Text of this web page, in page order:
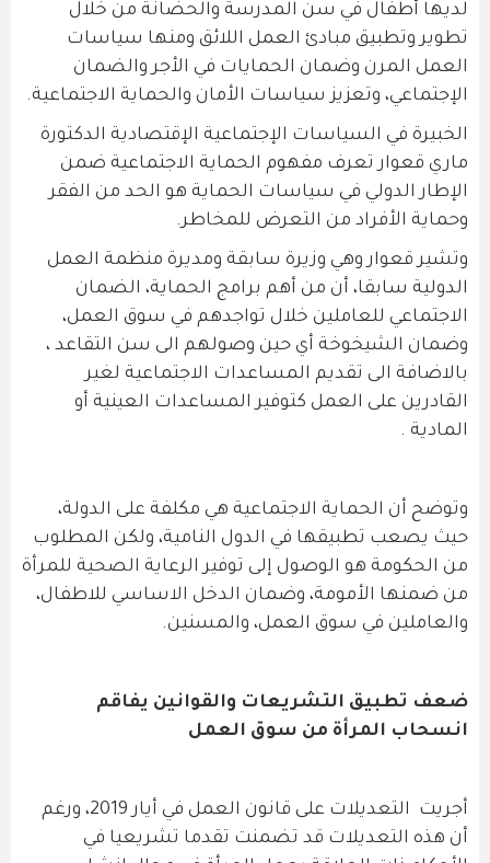
لديها أطفال في سن المدرسة والحضانة من خلال
تطوير وتطبيق مبادئ العمل اللائق ومنها سياسات
العمل المرن وضمان الحمايات في الأجر والضمان
الإجتماعي، وتعزيز سياسات الأمان والحماية الاجتماعية.
الخبيرة في السياسات الإجتماعية الإقتصادية الدكتورة
ماري قعوار تعرف مفهوم الحماية الاجتماعية ضمن
الإطار الدولي في سياسات الحماية هو الحد من الفقر
وحماية الأفراد من التعرض للمخاطر.
وتشير قعوار وهي وزيرة سابقة ومديرة منظمة العمل
الدولية سابقا، أن من أهم برامج الحماية، الضمان
الاجتماعي للعاملين خلال تواجدهم في سوق العمل،
وضمان الشيخوخة أي حين وصولهم الى سن التقاعد ،
بالاضافة الى تقديم المساعدات الاجتماعية لغير
القادرين على العمل كتوفير المساعدات العينية أو
المادية .
وتوضح أن الحماية الاجتماعية هي مكلفة على الدولة،
حيث يصعب تطبيقها في الدول النامية، ولكن المطلوب
من الحكومة هو الوصول إلى توفير الرعاية الصحية للمرأة
من ضمنها الأمومة، وضمان الدخل الاساسي للاطفال،
والعاملين في سوق العمل، والمسنين.
ضعف تطبيق التشريعات والقوانين يفاقم
انسحاب المرأة من سوق العمل
أجريت التعديلات على قانون العمل في أيار 2019، ورغم
أن هذه التعديلات قد تضمنت تقدما تشريعيا في